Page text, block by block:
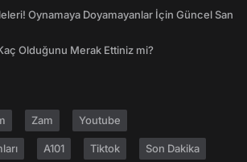
Oynamaya Doyamayanlar İçin Güncel San
Olduğunu Merak Ettiniz mi?
Zam Youtube
A101 Tiktok Son Dakika